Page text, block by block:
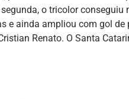
o tricolor
e ainda ampliou com gol
Renato. O Santa